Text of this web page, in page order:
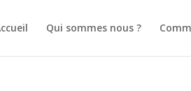
Qui sommes nous ?